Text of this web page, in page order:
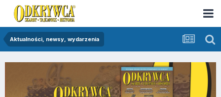
Aktualności, newsy, wydarzenia